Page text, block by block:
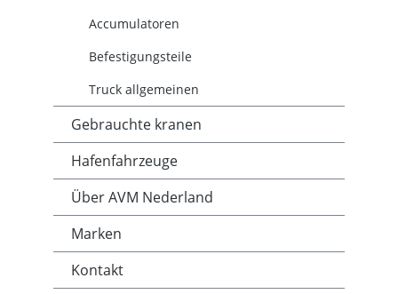
Accumulatoren
Befestigungsteile
Truck allgemeinen
Gebrauchte kranen
Hafenfahrzeuge
Über AVM Nederland
Marken
Kontakt